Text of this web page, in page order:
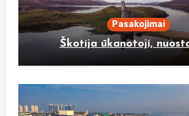
Pasakojimai
Škotija ūkanotoji,